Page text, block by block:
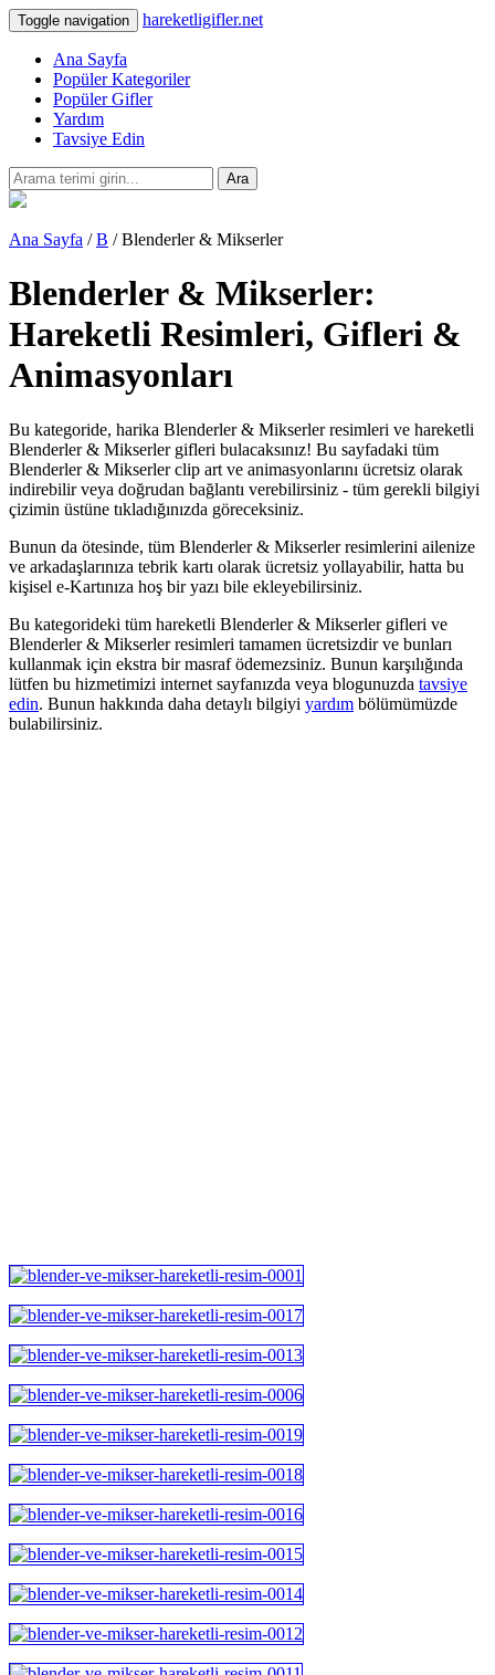
Toggle navigation hareketligifler.net
Ana Sayfa
Popüler Kategoriler
Popüler Gifler
Yardım
Tavsiye Edin
Ara
Ana Sayfa /B / Blenderler & Mikserler
Blenderler & Mikserler:
Hareketli Resimleri, Gifleri &
Animasyonları
Bu kategoride, harika Blenderler & Mikserler resimleri ve hareketli
Blenderler & Mikserler gifleri bulacaksınız! Bu sayfadaki tüm
Blenderler & Mikserler clip art ve animasyonlarını ücretsiz olarak
indirebilir veya doğrudan bağlantı verebilirsiniz - tüm gerekli bilgiyi
çizimin üstüne tıkladığınızda göreceksiniz.
Bunun da ötesinde, tüm Blenderler & Mikserler resimlerini ailenize
ve arkadaşlarınıza tebrik kartı olarak ücretsiz yollayabilir, hatta bu
kişisel e-Kartınıza hoş bir yazı bile ekleyebilirsiniz.
Bu kategorideki tüm hareketli Blenderler & Mikserler gifleri ve
Blenderler & Mikserler resimleri tamamen ücretsizdir ve bunları
kullanmak için ekstra bir masraf ödemezsiniz. Bunun karşılığında
lütfen bu hizmetimizi internet sayfanızda veya blogunuzda tavsiye
edin. Bunun hakkında daha detaylı bilgiyi yardım bölümümüzde
bulabilirsiniz.